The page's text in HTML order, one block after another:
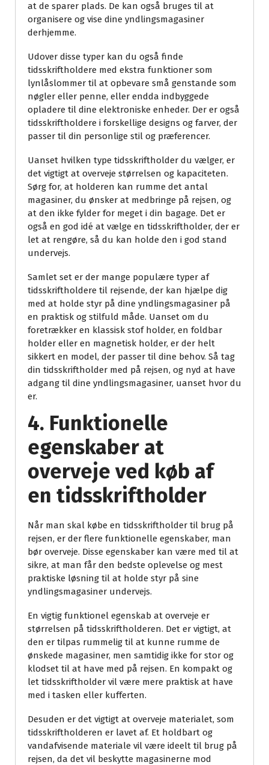
at de sparer plads. De kan også bruges til at
organisere og vise dine yndlingsmagasiner
derhjemme.
Udover disse typer kan du også finde
tidsskriftholdere med ekstra funktioner som
lynlåslommer til at opbevare små genstande som
nøgler eller penne, eller endda indbyggede
opladere til dine elektroniske enheder. Der er også
tidsskriftholdere i forskellige designs og farver, der
passer til din personlige stil og præferencer.
Uanset hvilken type tidsskriftholder du vælger, er
det vigtigt at overveje størrelsen og kapaciteten.
Sørg for, at holderen kan rumme det antal
magasiner, du ønsker at medbringe på rejsen, og
at den ikke fylder for meget i din bagage. Det er
også en god idé at vælge en tidsskriftholder, der er
let at rengøre, så du kan holde den i god stand
undervejs.
Samlet set er der mange populære typer af
tidsskriftholdere til rejsende, der kan hjælpe dig
med at holde styr på dine yndlingsmagasiner på
en praktisk og stilfuld måde. Uanset om du
foretrækker en klassisk stof holder, en foldbar
holder eller en magnetisk holder, er der helt
sikkert en model, der passer til dine behov. Så tag
din tidsskriftholder med på rejsen, og nyd at have
adgang til dine yndlingsmagasiner, uanset hvor du
er.
4. Funktionelle
egenskaber at
overveje ved køb af
en tidsskriftholder
Når man skal købe en tidsskriftholder til brug på
rejsen, er der flere funktionelle egenskaber, man
bør overveje. Disse egenskaber kan være med til at
sikre, at man får den bedste oplevelse og mest
praktiske løsning til at holde styr på sine
yndlingsmagasiner undervejs.
En vigtig funktionel egenskab at overveje er
størrelsen på tidsskriftholderen. Det er vigtigt, at
den er tilpas rummelig til at kunne rumme de
ønskede magasiner, men samtidig ikke for stor og
klodset til at have med på rejsen. En kompakt og
let tidsskriftholder vil være mere praktisk at have
med i tasken eller kufferten.
Desuden er det vigtigt at overveje materialet, som
tidsskriftholderen er lavet af. Et holdbart og
vandafvisende materiale vil være ideelt til brug på
rejsen, da det vil beskytte magasinerne mod